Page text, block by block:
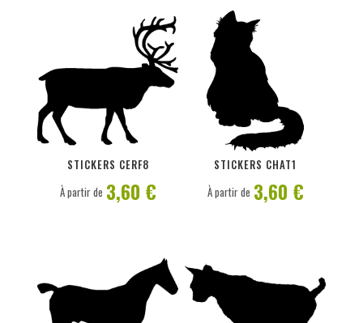
STICKERS CERF8
PERSONNALISER
À partir de 3,60 €
STICKERS CHAT1
PERSONNALISER
À partir de 3,60 €